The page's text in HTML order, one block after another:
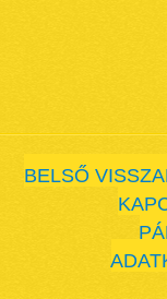
BELSŐ